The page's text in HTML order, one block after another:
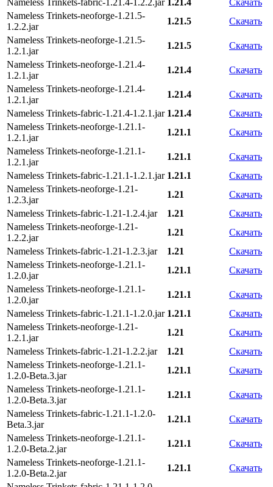
Nameless Trinkets-neoforge-1.21.5-
1.2.2.jar
1.21.5
Скачать
Nameless Trinkets-neoforge-1.21.5-
1.2.1.jar
1.21.5
Скачать
Nameless Trinkets-neoforge-1.21.4-
1.2.1.jar
1.21.4
Скачать
Nameless Trinkets-neoforge-1.21.4-
1.2.1.jar
1.21.4
Скачать
Nameless Trinkets-fabric-1.21.4-1.2.1.jar 1.21.4
Скачать
Nameless Trinkets-neoforge-1.21.1-
1.2.1.jar
1.21.1
Скачать
Nameless Trinkets-neoforge-1.21.1-
1.2.1.jar
1.21.1
Скачать
Nameless Trinkets-fabric-1.21.1-1.2.1.jar 1.21.1
Скачать
Nameless Trinkets-neoforge-1.21-
1.2.3.jar
1.21
Скачать
Nameless Trinkets-fabric-1.21-1.2.4.jar
1.21
Скачать
Nameless Trinkets-neoforge-1.21-
1.2.2.jar
1.21
Скачать
Nameless Trinkets-fabric-1.21-1.2.3.jar
1.21
Скачать
Nameless Trinkets-neoforge-1.21.1-
1.2.0.jar
1.21.1
Скачать
Nameless Trinkets-neoforge-1.21.1-
1.2.0.jar
1.21.1
Скачать
Nameless Trinkets-fabric-1.21.1-1.2.0.jar 1.21.1
Скачать
Nameless Trinkets-neoforge-1.21-
1.2.1.jar
1.21
Скачать
Nameless Trinkets-fabric-1.21-1.2.2.jar
1.21
Скачать
Nameless Trinkets-neoforge-1.21.1-
1.2.0-Beta.3.jar
1.21.1
Скачать
Nameless Trinkets-neoforge-1.21.1-
1.2.0-Beta.3.jar
1.21.1
Скачать
Nameless Trinkets-fabric-1.21.1-1.2.0-
Beta.3.jar
1.21.1
Скачать
Nameless Trinkets-neoforge-1.21.1-
1.2.0-Beta.2.jar
1.21.1
Скачать
Nameless Trinkets-neoforge-1.21.1-
1.2.0-Beta.2.jar
1.21.1
Скачать